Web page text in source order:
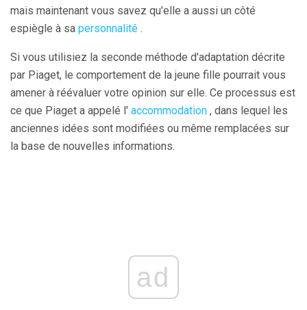
mais maintenant vous savez qu'elle a aussi un côté
espiègle à sa personnalité .
Si vous utilisiez la seconde méthode d'adaptation décrite
par Piaget, le comportement de la jeune fille pourrait vous
amener à réévaluer votre opinion sur elle. Ce processus est
ce que Piaget a appelé l' accommodation , dans lequel les
anciennes idées sont modifiées ou même remplacées sur
la base de nouvelles informations.
ad